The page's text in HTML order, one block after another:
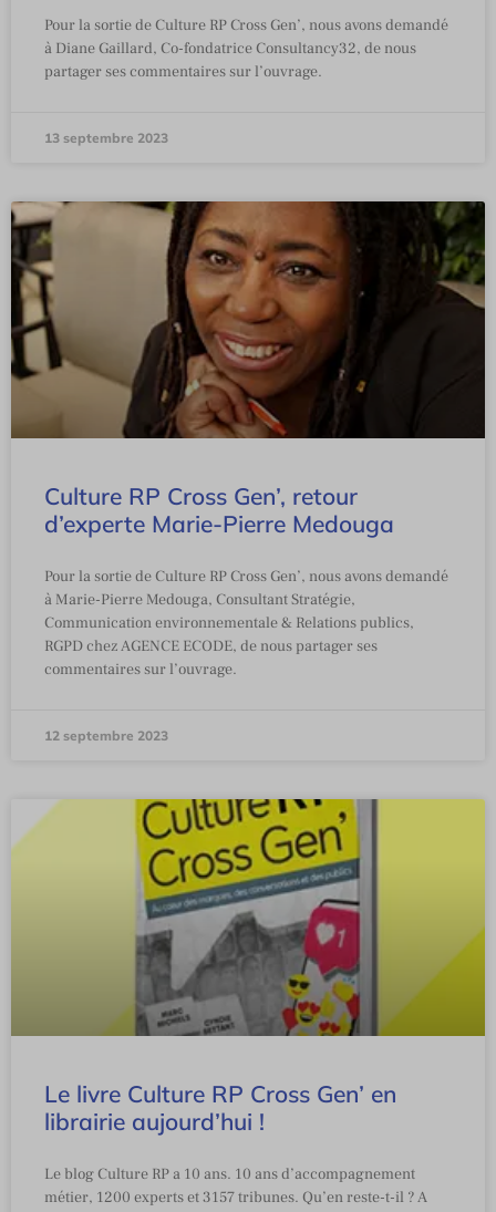
Pour la sortie de Culture RP Cross Gen’, nous avons demandé
à Diane Gaillard, Co-fondatrice Consultancy32, de nous
partager ses commentaires sur l’ouvrage.
13 septembre 2023
Culture RP Cross Gen’, retour
d’experte Marie-Pierre Medouga
Pour la sortie de Culture RP Cross Gen’, nous avons demandé
à Marie-Pierre Medouga, Consultant Stratégie,
Communication environnementale & Relations publics,
RGPD chez AGENCE ECODE, de nous partager ses
commentaires sur l’ouvrage.
12 septembre 2023
Le livre Culture RP Cross Gen’ en
librairie aujourd’hui !
Le blog Culture RP a 10 ans. 10 ans d’accompagnement
métier, 1200 experts et 3157 tribunes. Qu’en reste-t-il ? A